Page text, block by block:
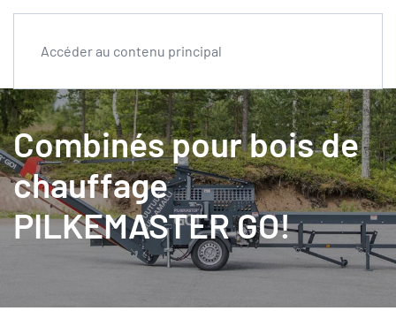
Accéder au contenu principal
Combinés pour bois de
chauffage
PILKEMASTER GO!